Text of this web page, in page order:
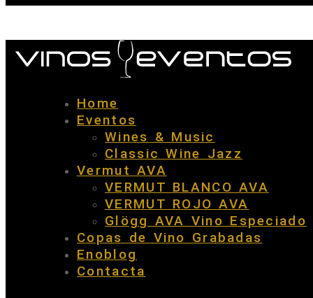
Home
Eventos
Wines & Music
Classic Wine Jazz
Vermut AVA
VERMUT BLANCO AVA
VERMUT ROJO AVA
Glögg AVA Vino Especiado
Copas de Vino Grabadas
Enoblog
Contacta